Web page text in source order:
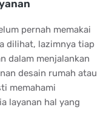
pernah memakai
dilihat, lazimnya tiap
dalam menjalankan
desain rumah atau
memahami
layanan hal yang